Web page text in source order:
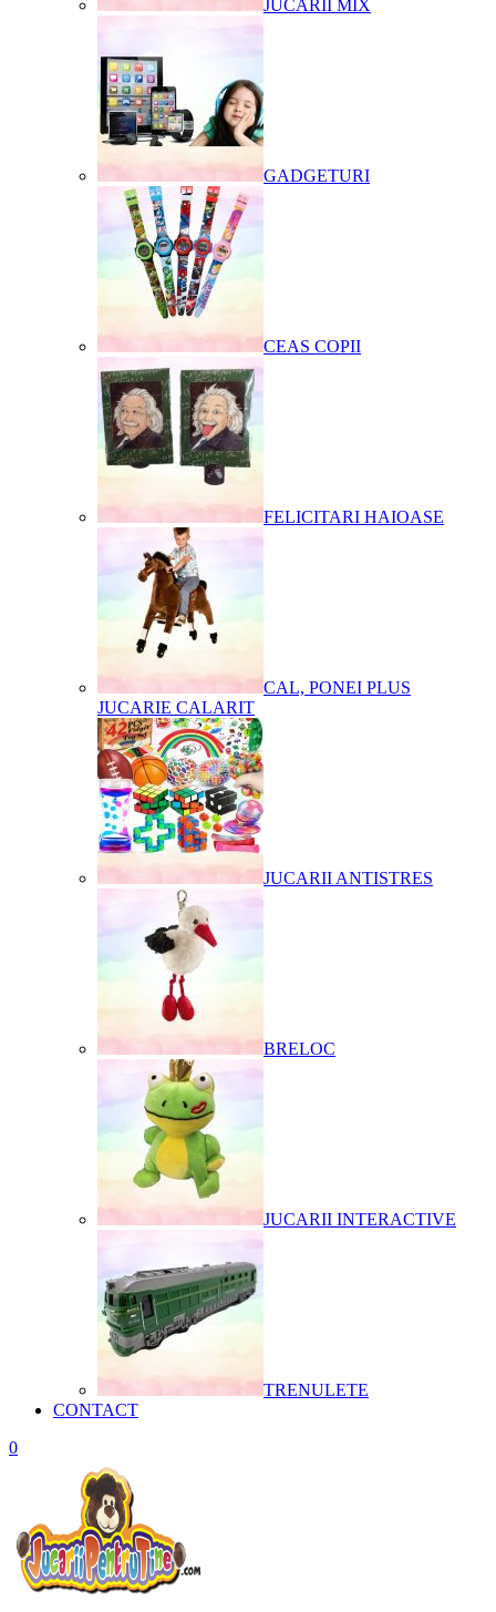
JUCARII MIX
GADGETURI
CEAS COPII
FELICITARI HAIOASE
CAL, PONEI PLUS
JUCARIE CALARIT
JUCARII ANTISTRES
BRELOC
JUCARII INTERACTIVE
TRENULETE
CONTACT
0